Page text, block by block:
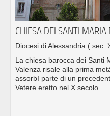
CHIESA DEI SANTI MARIA
Diocesi di Alessandria ( sec.
La chiesa barocca dei Santi
Valenza risale alla prima
assorbì parte di un
Vetere eretto nel X secolo.